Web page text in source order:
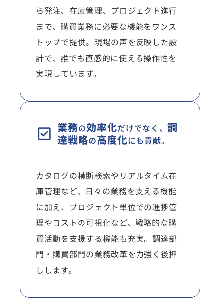
ら発注、在庫管理、プロジェクト進行
まで、購買業務に必要な機能をワンス
トップで提供。現場の声を反映した設
計で、誰でも直感的に使える操作性を
実現しています。
業務の効率化だけでなく、 調
達戦略の高度化にも貢献。
カタログの横断検索やリアルタイム在
庫管理など、日々の業務を支える機能
に加え、プロジェクト単位での進捗管
理やコストの可視化など、戦略的な購
買活動を支援する機能も充実。調達部
門・購買部門の業務改革を力強く後押
しします。